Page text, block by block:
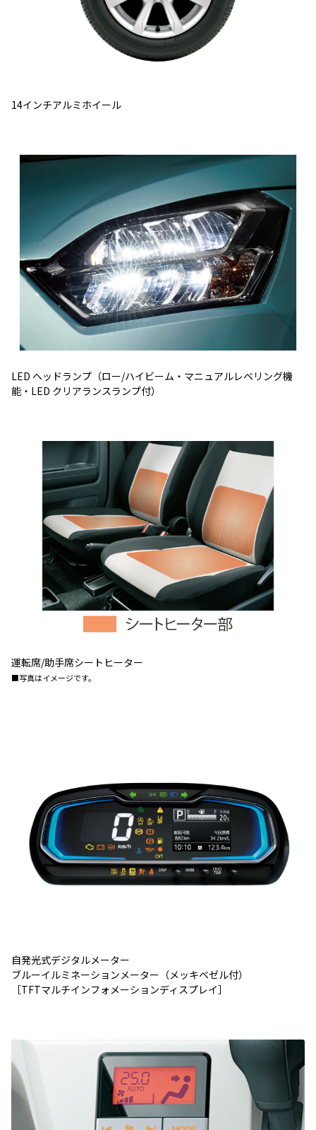
14インチアルミホイール
LED ヘッドランプ（ロー/ハイビーム・マニュアルレベリング機
能・LED クリアランスランプ付）
運転席/助手席シートヒーター
■写真はイメージです。
自発光式デジタルメーター
ブルーイルミネーションメーター（メッキベゼル付）
［TFTマルチインフォメーションディスプレイ］